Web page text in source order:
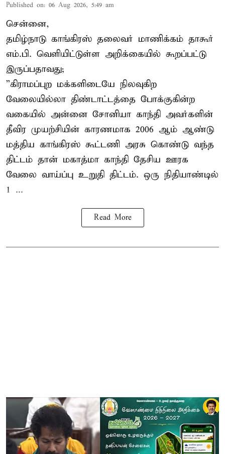
Published on: 06 Aug 2026, 5:49 am
சென்னை,
தமிழ்நாடு காங்கிரஸ் தலைவர் மாணிக்கம் தாகூர்
எம்.பி. வெளியிட்டுள்ள அறிக்கையில் கூறப்பட்டு
இருப்பதாவது;
”கிராமப்புற மக்களிடையே நிலவுகிற
வேலையில்லா திண்டாட்டத்தை போக்குகின்ற
வகையில் அன்னை சோனியா காந்தி அவர்களின்
தீவிர முயற்சியின் காரணமாக 2006 ஆம் ஆண்டு
மத்திய காங்கிரஸ் கூட்டணி அரசு கொண்டு வந்த
திட்டம் தான் மகாத்மா காந்தி தேசிய ஊரக
வேலை வாய்ப்பு உறுதி திட்டம். ஒரு நிதியாண்டில்
1 ...
Read More